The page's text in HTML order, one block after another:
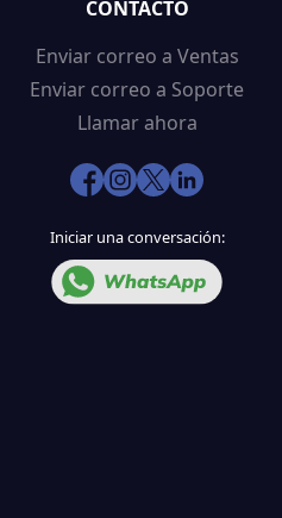
CONTACTO
Enviar correo a Ventas
Enviar correo a Soporte
Llamar ahora
Iniciar una conversación: